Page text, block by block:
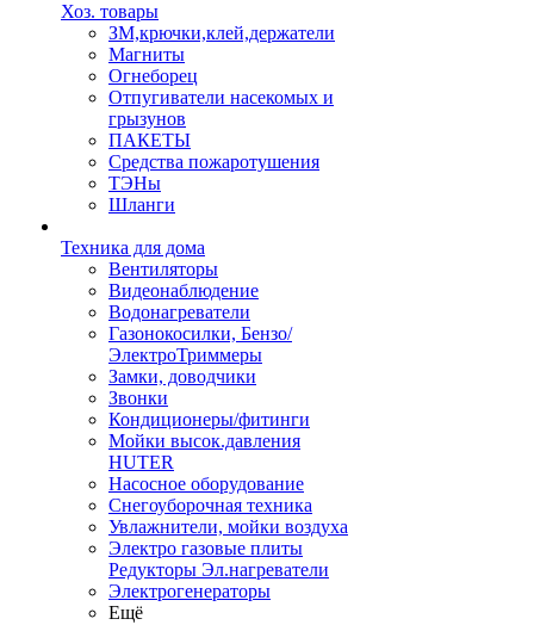
Хоз. товары
ЗМ,крючки,клей,держатели
Магниты
Огнеборец
Отпугиватели насекомых и
грызунов
ПАКЕТЫ
Средства пожаротушения
ТЭНы
Шланги
Техника для дома
Вентиляторы
Видеонаблюдение
Водонагреватели
Газонокосилки, Бензо/
ЭлектроТриммеры
Замки, доводчики
Звонки
Кондиционеры/фитинги
Мойки высок.давления
HUTER
Насосное оборудование
Снегоуборочная техника
Увлажнители, мойки воздуха
Электро газовые плиты
Редукторы Эл.нагреватели
Электрогенераторы
Ещё